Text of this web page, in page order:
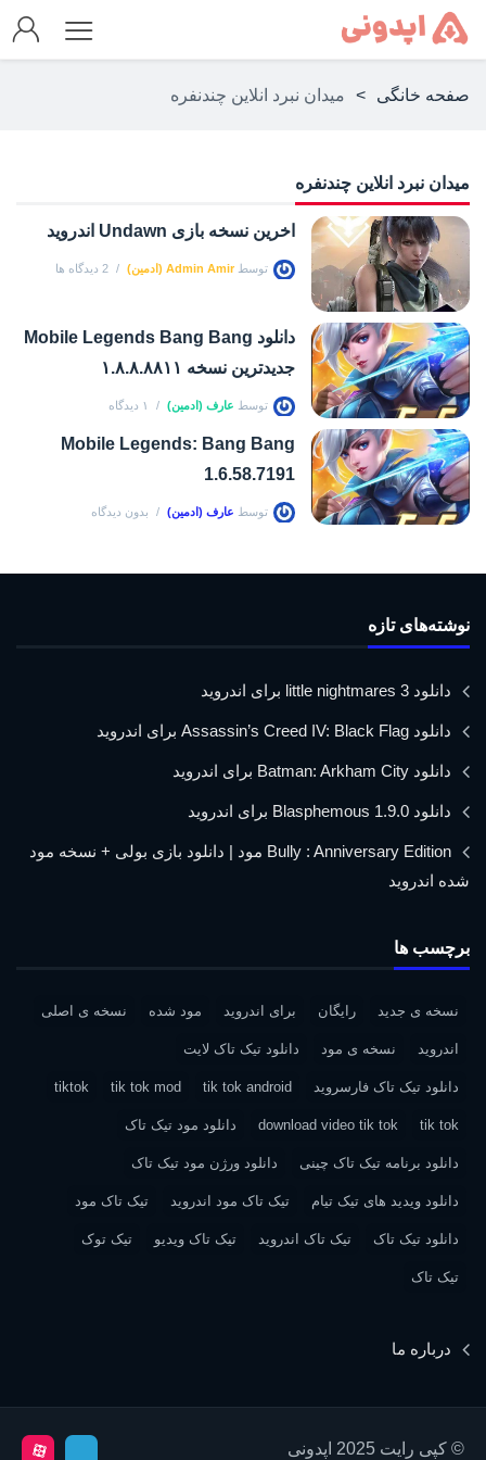
صفحه خانگی > میدان نبرد انلاین چندنفره
میدان نبرد انلاین چندنفره
اخرین نسخه بازی Undawn اندروید
توسط Admin Amir (ادمین) 2 دیدگاه ها
دانلود Mobile Legends Bang Bang
جدیدترین نسخه ۱.۸.۸.۸۸۱۱
توسط عارف (ادمین) ۱ دیدگاه
Mobile Legends: Bang Bang
1.6.58.7191
توسط عارف (ادمین) بدون دیدگاه
نوشته‌های تازه
دانلود little nightmares 3 برای اندروید
دانلود Assassin’s Creed IV: Black Flag برای اندروید
دانلود Batman: Arkham City برای اندروید
دانلود Blasphemous 1.9.0 برای اندروید
Bully : Anniversary Edition مود | دانلود بازی بولی + نسخه مود
شده اندروید
برچسب ها
نسخه ی جدید رایگان برای اندروید مود شده نسخه ی اصلی
اندروید نسخه ی مود دانلود تیک تاک لایت
دانلود تیک تاک فارسروید tik tok android
tik tok mod
tiktok
tik tok
download video tik tok دانلود مود تیک تاک
دانلود برنامه تیک تاک چینی دانلود ورژن مود تیک تاک
دانلود ویدید های تیک تیام تیک تاک مود اندروید تیک تاک مود
دانلود تیک تاک تیک تاک اندروید تیک تاک ویدیو تیک توک
تیک تاک
درباره ما
© کپی رایت 2025 اپدونی